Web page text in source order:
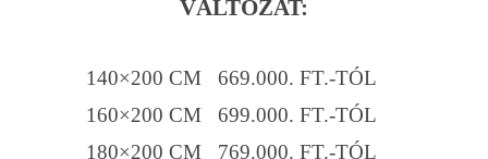
VÁLTOZAT:
140×200 CM 669.000. FT.-TÓL
160×200 CM 699.000. FT.-TÓL
180×200 CM 769.000. FT.-TÓL